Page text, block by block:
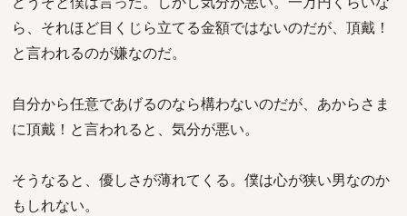
ら、それほど目くじら立てる金額ではないのだが、頂戴！
と言われるのが嫌なのだ。
自分から任意であげるのなら構わないのだが、あからさま
に頂戴！と言われると、気分が悪い。
そうなると、優しさが薄れてくる。僕は心が狭い男なのか
もしれない。